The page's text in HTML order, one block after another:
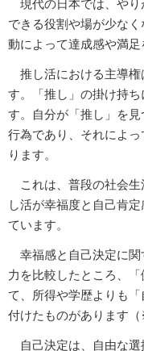
現代の日本では、やり
できる役割や場が少な
動によって達成感や満足
推し活における主導権
す。「推し」の掛け持
す。自分が「推し」を
行為であり、それによ
ります。
これは、普段の社会生
し活が幸福度と自己肯
ています。
幸福感と自己決定に関
力を比較したところ、
て、所得や学歴よりも
付けたものがあります（
自己決定は、自由な選